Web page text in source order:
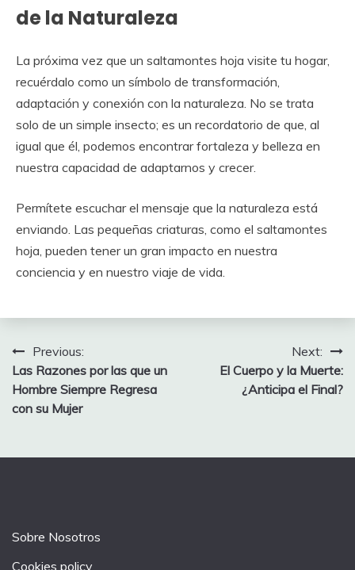
de la Naturaleza
La próxima vez que un saltamontes hoja visite tu hogar,
recuérdalo como un símbolo de transformación,
adaptación y conexión con la naturaleza. No se trata
solo de un simple insecto; es un recordatorio de que, al
igual que él, podemos encontrar fortaleza y belleza en
nuestra capacidad de adaptarnos y crecer.
Permítete escuchar el mensaje que la naturaleza está
enviando. Las pequeñas criaturas, como el saltamontes
hoja, pueden tener un gran impacto en nuestra
conciencia y en nuestro viaje de vida.
Post
navigation
Previous:
Las Razones por las que un
Hombre Siempre Regresa
con su Mujer
Next:
El Cuerpo y la Muerte:
¿Anticipa el Final?
Sobre Nosotros
Cookies policy